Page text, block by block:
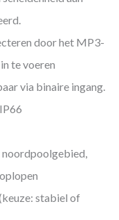
door het MP3-
te voeren
via binaire ingang.
stabiel of